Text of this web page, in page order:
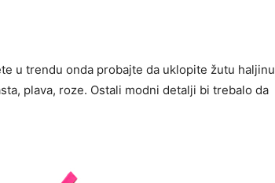
u trendu onda probajte da uklopite žutu haljinu
plava, roze. Ostali modni detalji bi trebalo da